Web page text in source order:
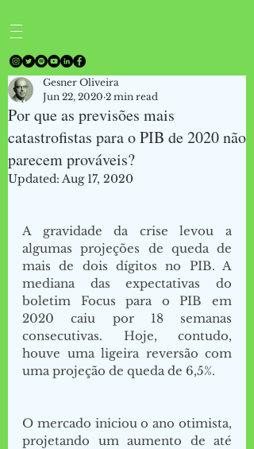
Por que as previsões mais
catastrofistas para o PIB de 2020 não
parecem prováveis?
Gesner Oliveira
Jun 22, 2020 2 min read
Updated: Aug 17, 2020
A gravidade da crise levou a
algumas projeções de queda de
mais de dois dígitos no PIB. A
mediana das expectativas do
boletim Focus para o PIB em
2020 caiu por 18 semanas
consecutivas. Hoje, contudo,
houve uma ligeira reversão com
uma projeção de queda de 6,5%.
O mercado iniciou o ano otimista,
projetando um aumento de até